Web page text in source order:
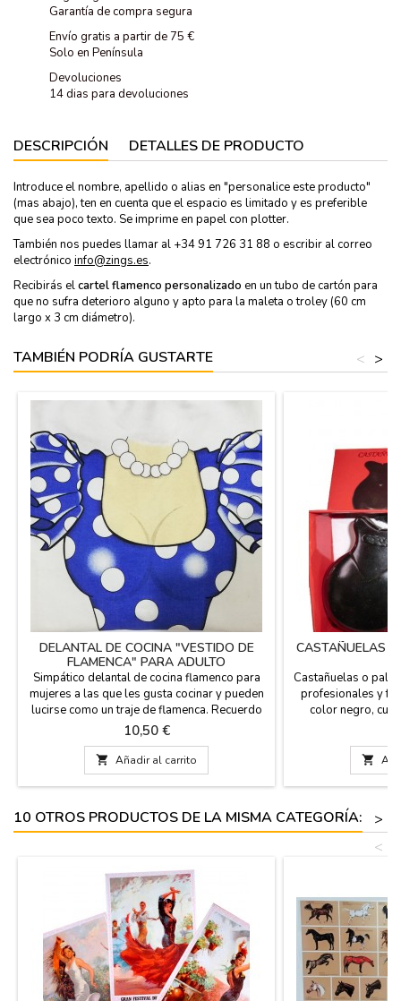
Garantía de compra segura
Envío gratis a partir de 75 €
Solo en Península
Devoluciones
14 dias para devoluciones
DESCRIPCIÓN DETALLES DE PRODUCTO
Introduce el nombre, apellido o alias en "personalice este producto"
(mas abajo), ten en cuenta que el espacio es limitado y es preferible
que sea poco texto. Se imprime en papel con plotter.
También nos puedes llamar al +34 91 726 31 88 o escribir al correo
electrónico info@zings.es.
Recibirás elcartel flamenco personalizado en un tubo de cartón para
que no sufra deterioro alguno y apto para la maleta o troley (60 cm
largo x 3 cm diámetro).
TAMBIÉN PODRÍA GUSTARTE >
<
DELANTAL DE COCINA "VESTIDO DE
FLAMENCA" PARA ADULTO
Simpático delantal de cocina flamenco para
mujeres a las que les gusta cocinar y pueden
lucirse como un traje de flamenca. Recuerdo
divertido de España. 100% Algodón.
Medidas: 74 x 61 cm
Precio
10,50 €
 Añadir al carrito
CASTAÑUELAS
Castañuelas o
profesionales y
color negro,
escuelas de
Disponemos de
iniciación a las
pequeño (niños/
(niñas/

10 OTROS PRODUCTOS DE LA MISMA CATEGORÍA:
>
<